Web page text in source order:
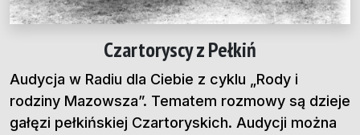
Czartoryscy z Pełkiń
Audycja w Radiu dla Ciebie z cyklu „Rody i
rodziny Mazowsza”. Tematem rozmowy są dzieje
gałęzi pełkińskiej Czartoryskich. Audycji można